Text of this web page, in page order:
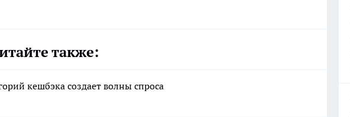
также:
кешбэка создает волны спроса